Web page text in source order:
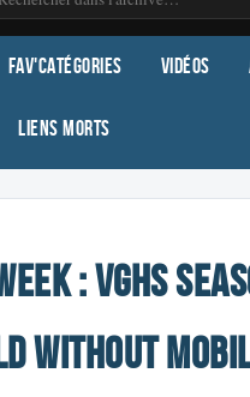
Fav'Catégories Vidéos
Liens morts
: VGHS
Without